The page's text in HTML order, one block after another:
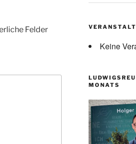
Felder
Keine
MONATS